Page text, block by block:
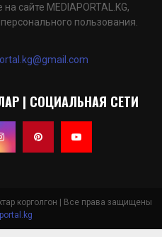
сайте MEDIAPORTAL.KG,
пользования.
| СОЦИАЛЬНАЯ СЕТИ
корголгон | Все права защищены